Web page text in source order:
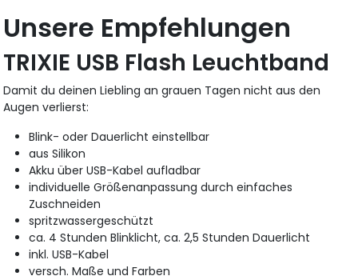
Unsere Empfehlungen
TRIXIE USB Flash Leuchtband
Damit du deinen Liebling an grauen Tagen nicht aus den
Augen verlierst:
Blink- oder Dauerlicht einstellbar
aus Silikon
Akku über USB-Kabel aufladbar
individuelle Größenanpassung durch einfaches
Zuschneiden
spritzwassergeschützt
ca. 4 Stunden Blinklicht, ca. 2,5 Stunden Dauerlicht
inkl. USB-Kabel
versch. Maße und Farben